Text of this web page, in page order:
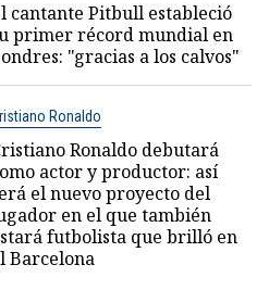
cantante Pitbull estableció
primer récord mundial en
"gracias a los calvos"
Ronaldo
Ronaldo debutará
actor y productor: así
el nuevo proyecto del
en el que también
futbolista que brilló en
Barcelona